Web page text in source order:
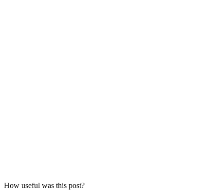
How useful was this post?